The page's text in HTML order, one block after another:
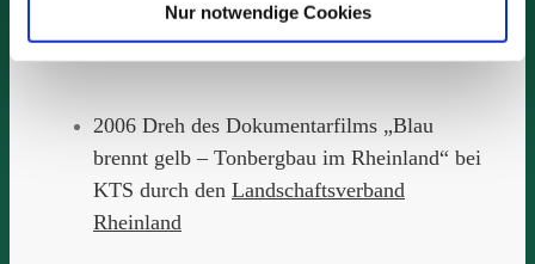
Nur notwendige Cookies
2006 Dreh des Dokumentarfilms „Blau
brennt gelb – Tonbergbau im Rheinland“ bei
KTS durch den Landschaftsverband
Rheinland